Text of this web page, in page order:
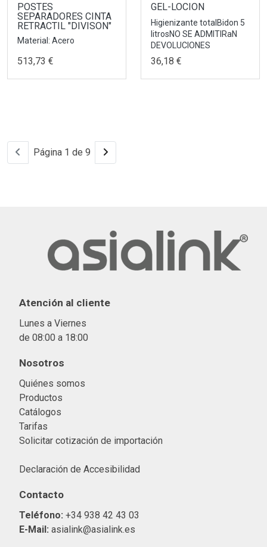
POSTES
SEPARADORES CINTA
RETRACTIL "DIVISON"
Material: Acero
513,73 €
GEL-LOCION
Higienizante totalBidon 5
litrosNO SE ADMITIRaN
DEVOLUCIONES
36,18 €
Página 1 de 9
Atención al cliente
Lunes a Viernes
de 08:00 a 18:00
Nosotros
Quiénes somos
Productos
Catálogos
Tarifas
Solicitar cotización de importación
Declaración de Accesibilidad
Contacto
Teléfono: +34 938 42 43 03
E-Mail: asialink@asialink.es